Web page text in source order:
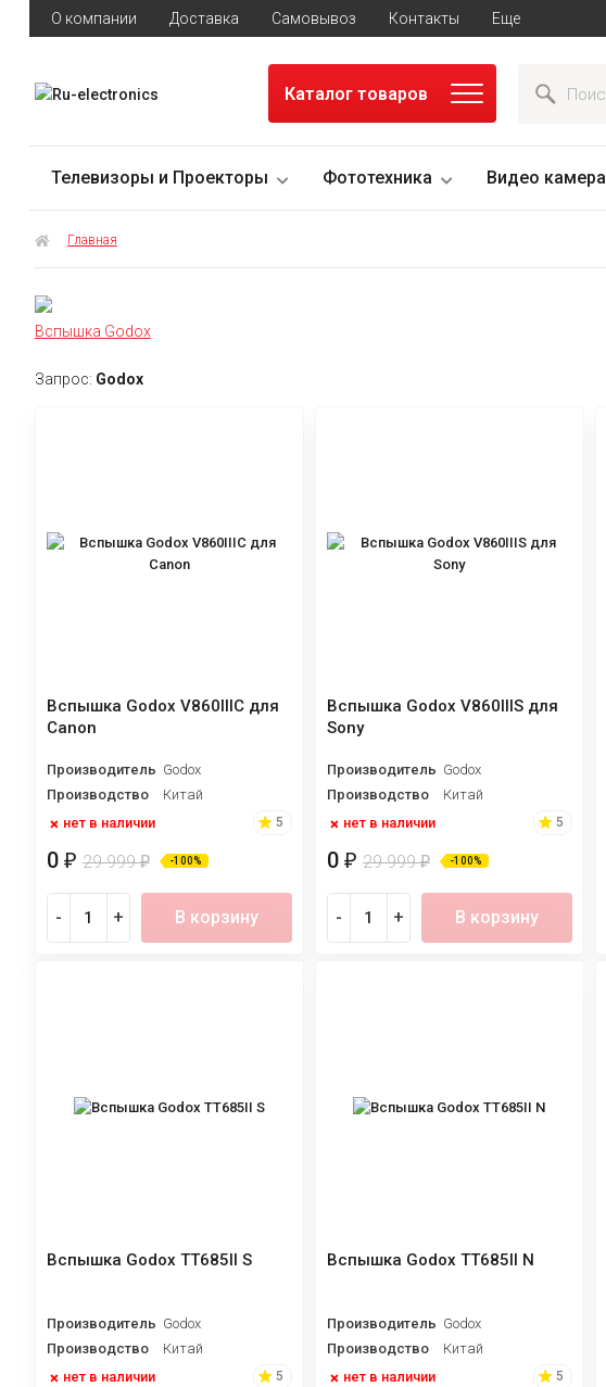
О компании Доставка Самовывоз Контакты Еще
Каталог товаров
Телевизоры и Проекторы Фототехника Видео камера
Главная
Вспышка Godox
Запрос: Godox
Вспышка Godox V860IIIC для
Canon
Производитель Godox
Производство
Китай
нет в наличии
5
0 ₽ 29 999₽ -100%
- + В корзину
Вспышка Godox V860IIIS для
Sony
Производитель Godox
Производство
Китай
нет в наличии
5
0 ₽ 29 999₽ -100%
- + В корзину
Вспышка Godox TT685II S
Производитель Godox
Производство
Китай
нет в наличии
5
Вспышка Godox TT685II N
Производитель Godox
Производство
Китай
нет в наличии
5